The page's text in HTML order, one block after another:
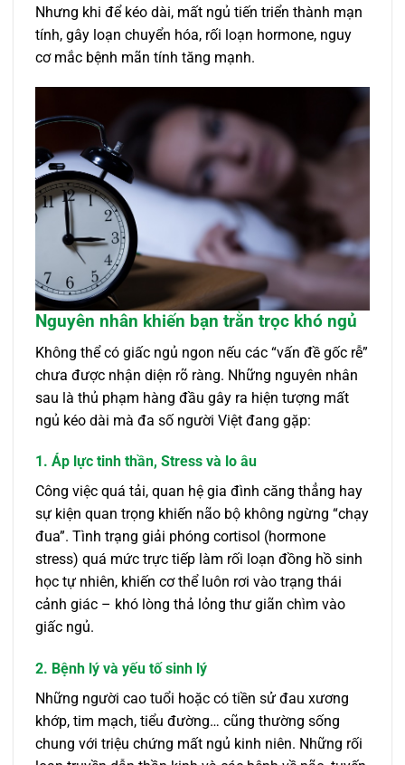
Nhưng khi để kéo dài, mất ngủ tiến triển thành mạn
tính, gây loạn chuyển hóa, rối loạn hormone, nguy
cơ mắc bệnh mãn tính tăng mạnh.
Nguyên nhân khiến bạn trằn trọc khó ngủ
Không thể có giấc ngủ ngon nếu các “vấn đề gốc rễ”
chưa được nhận diện rõ ràng. Những nguyên nhân
sau là thủ phạm hàng đầu gây ra hiện tượng mất
ngủ kéo dài mà đa số người Việt đang gặp:
1. Áp lực tinh thần, Stress và lo âu
Công việc quá tải, quan hệ gia đình căng thẳng hay
sự kiện quan trọng khiến não bộ không ngừng “chạy
đua”. Tình trạng giải phóng cortisol (hormone
stress) quá mức trực tiếp làm rối loạn đồng hồ sinh
học tự nhiên, khiến cơ thể luôn rơi vào trạng thái
cảnh giác – khó lòng thả lỏng thư giãn chìm vào
giấc ngủ.
2. Bệnh lý và yếu tố sinh lý
Những người cao tuổi hoặc có tiền sử đau xương
khớp, tim mạch, tiểu đường… cũng thường sống
chung với triệu chứng mất ngủ kinh niên. Những rối